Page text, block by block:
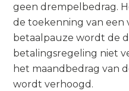
geen drempelbedrag.
de toekenning van een
betaalpauze wordt de
betalingsregeling niet
het maandbedrag van
wordt verhoogd.